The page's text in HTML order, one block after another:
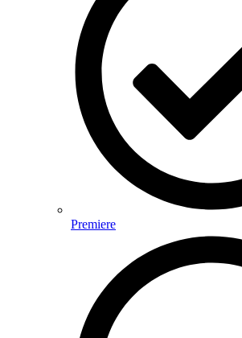
Premiere